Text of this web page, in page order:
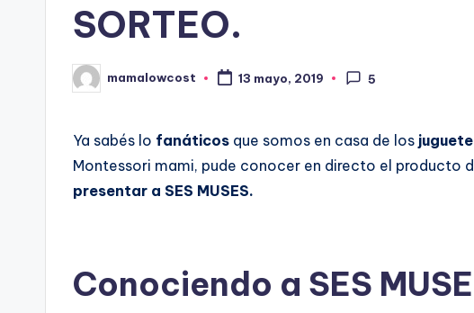
SORTEO.
Publicado
por
mamalowcost 13 mayo, 2019 5
Ya sabés lo fanáticos que somos en casa de los
Montessori mami, pude conocer en directo el producto
presentar a SES MUSES.
Conociendo a SES